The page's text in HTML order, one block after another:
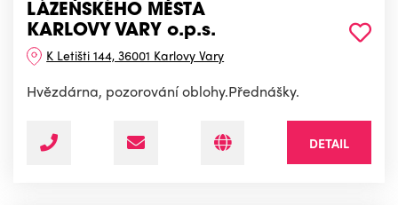
LÁZEŇSKÉHO MĚSTA
KARLOVY VARY o.p.s.
K Letišti 144, 36001 Karlovy Vary
Hvězdárna, pozorování oblohy.Přednášky.
DETAIL